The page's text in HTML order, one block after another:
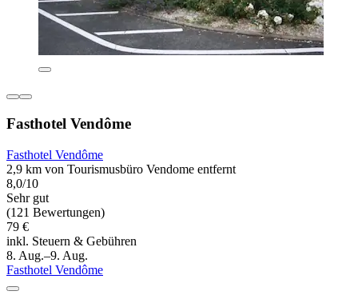
Fasthotel Vendôme
Fasthotel Vendôme
2,9 km von Tourismusbüro Vendome entfernt
8,0/10
Sehr gut
(121 Bewertungen)
79 €
inkl. Steuern & Gebühren
8. Aug.–9. Aug.
Fasthotel Vendôme